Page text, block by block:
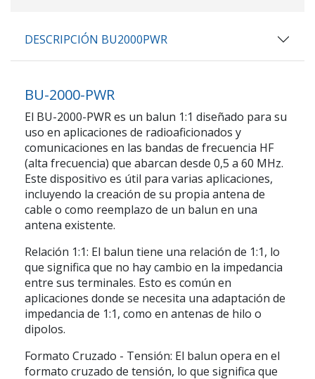
DESCRIPCIÓN BU2000PWR
BU-2000-PWR
El BU-2000-PWR es un balun 1:1 diseñado para su
uso en aplicaciones de radioaficionados y
comunicaciones en las bandas de frecuencia HF
(alta frecuencia) que abarcan desde 0,5 a 60 MHz.
Este dispositivo es útil para varias aplicaciones,
incluyendo la creación de su propia antena de
cable o como reemplazo de un balun en una
antena existente.
Relación 1:1: El balun tiene una relación de 1:1, lo
que significa que no hay cambio en la impedancia
entre sus terminales. Esto es común en
aplicaciones donde se necesita una adaptación de
impedancia de 1:1, como en antenas de hilo o
dipolos.
Formato Cruzado - Tensión: El balun opera en el
formato cruzado de tensión, lo que significa que